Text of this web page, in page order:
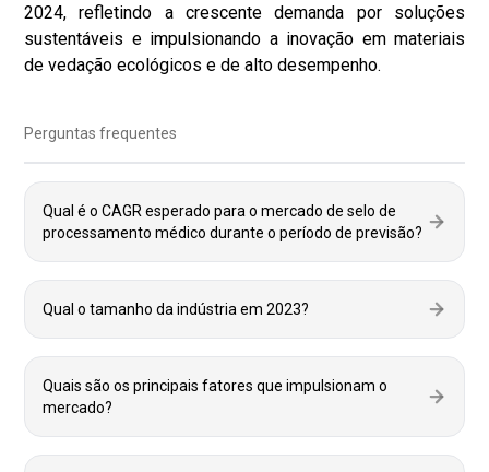
2024, refletindo a crescente demanda por soluções
sustentáveis e impulsionando a inovação em materiais
de vedação ecológicos e de alto desempenho.
Perguntas frequentes
Qual é o CAGR esperado para o mercado de selo de
processamento médico durante o período de previsão?
Qual o tamanho da indústria em 2023?
Quais são os principais fatores que impulsionam o
mercado?